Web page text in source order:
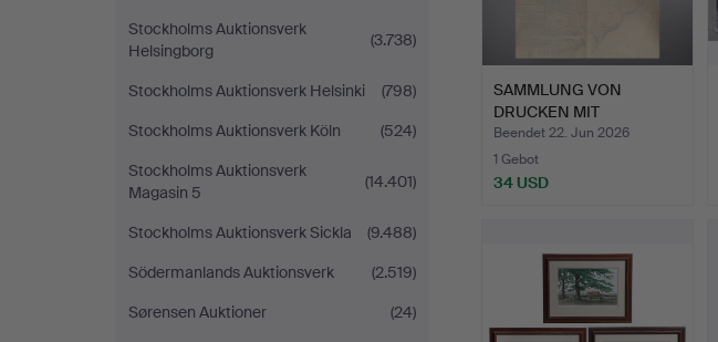
Stockholms Auktionsverk
Helsingborg
(3.738)
Stockholms Auktionsverk Helsinki
(798)
Stockholms Auktionsverk Köln
(524)
Stockholms Auktionsverk
Magasin 5
(14.401)
Stockholms Auktionsverk Sickla
(9.488)
Södermanlands Auktionsverk
(2.519)
Sørensen Auktioner
(24)
SAMMLUNG VON
DRUCKEN MIT
MARITIMEM UND AND…
Beendet 22. Jun 2026
1 Gebot
34 USD